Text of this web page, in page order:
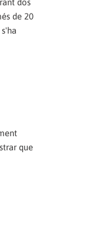
de 20
que